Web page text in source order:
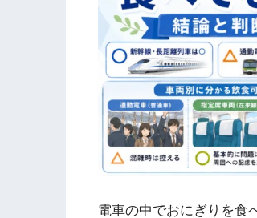
電車の中でおにぎりを食